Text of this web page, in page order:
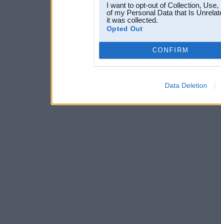
I want to opt-out of Collection,
of my Personal Data that Is
it was collected.
Opted Out
CONFIRM
Data Deletion